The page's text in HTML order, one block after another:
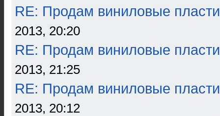
RE: Продам виниловые
2013, 20:20
RE: Продам виниловые
2013, 21:25
RE: Продам виниловые
2013, 20:12